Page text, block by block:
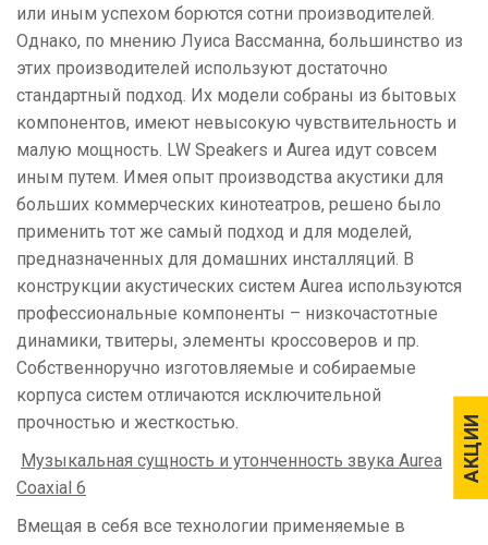
АКЦИИ
АКЦИИ
или иным успехом борются сотни производителей.
Однако, по мнению Луиса Вассманна, большинство из
этих производителей используют достаточно
стандартный подход. Их модели собраны из бытовых
компонентов, имеют невысокую чувствительность и
малую мощность. LW Speakers и Aurea идут совсем
иным путем. Имея опыт производства акустики для
больших коммерческих кинотеатров, решено было
применить тот же самый подход и для моделей,
предназначенных для домашних инсталляций. В
конструкции акустических систем Aurea используются
профессиональные компоненты – низкочастотные
динамики, твитеры, элементы кроссоверов и пр.
Собственноручно изготовляемые и собираемые
корпуса систем отличаются исключительной
прочностью и жесткостью.
Музыкальная сущность и утонченность звука Aurea
Coaxial 6
Вмещая в себя все технологии применяемые в